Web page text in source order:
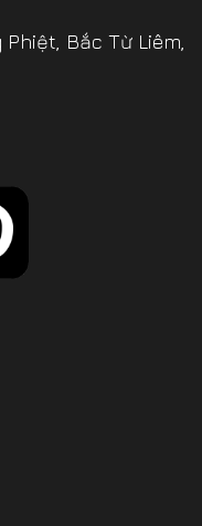
Bắc Từ Liêm,